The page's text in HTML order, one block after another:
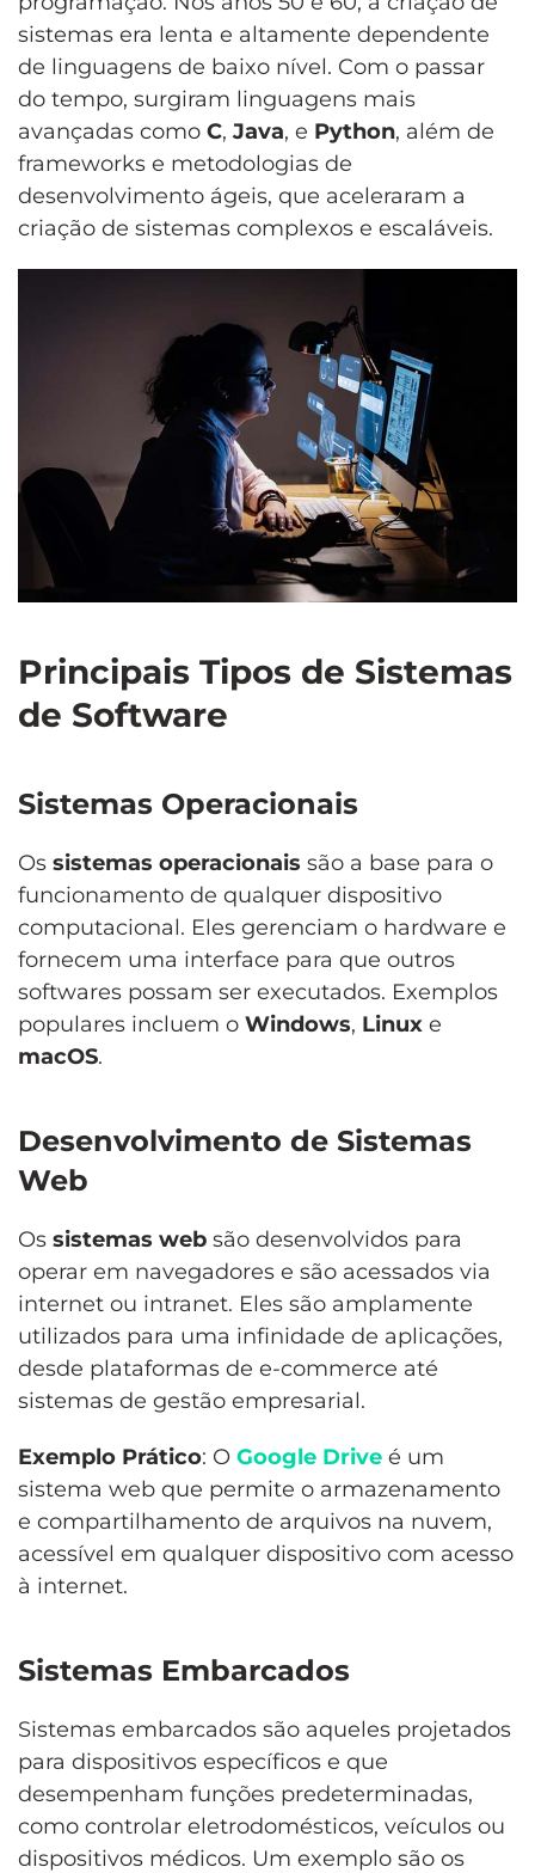
sistemas era lenta e altamente dependente
de linguagens de baixo nível. Com o passar
do tempo, surgiram linguagens mais
avançadas como C, Java, e Python, além de
frameworks e metodologias de
desenvolvimento ágeis, que aceleraram a
criação de sistemas complexos e escaláveis.
Principais Tipos de Sistemas
de Software
Sistemas Operacionais
Os sistemas operacionais são a base para o
funcionamento de qualquer dispositivo
computacional. Eles gerenciam o hardware e
fornecem uma interface para que outros
softwares possam ser executados. Exemplos
populares incluem o Windows, Linux e
macOS.
Desenvolvimento de Sistemas
Web
Os sistemas web são desenvolvidos para
operar em navegadores e são acessados via
internet ou intranet. Eles são amplamente
utilizados para uma infinidade de aplicações,
desde plataformas de e-commerce até
sistemas de gestão empresarial.
Exemplo Prático: O Google Drive é um
sistema web que permite o armazenamento
e compartilhamento de arquivos na nuvem,
acessível em qualquer dispositivo com acesso
à internet.
Sistemas Embarcados
Sistemas embarcados são aqueles projetados
para dispositivos específicos e que
desempenham funções predeterminadas,
como controlar eletrodomésticos, veículos ou
dispositivos médicos. Um exemplo são os